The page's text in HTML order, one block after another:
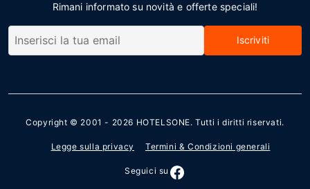
Rimani informato su novità e offerte speciali!
Iscriviti
Copyright © 2001 - 2026 HOTELSONE. Tutti i diritti riservati.
Legge sulla privacy Termini & Condizioni generali
Seguici su